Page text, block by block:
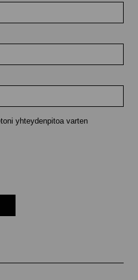
yhteydenpitoa varten